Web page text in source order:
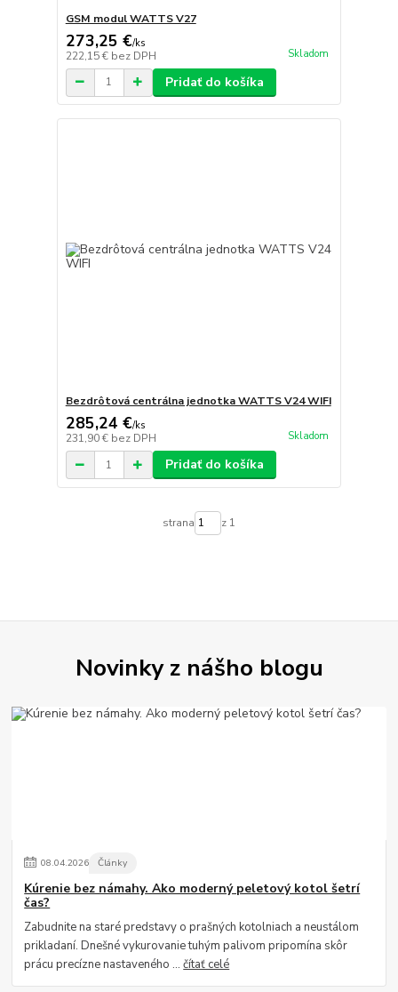
GSM modul WATTS V27
273,25 €/ks
222,15 € bez DPH Skladom
Pridať do košíka
Bezdrôtová centrálna jednotka WATTS V24 WIFI
285,24 €/ks
231,90 € bez DPH Skladom
Pridať do košíka
strana z 1
Novinky z nášho blogu
08.04.2026 Články
Kúrenie bez námahy. Ako moderný peletový kotol šetrí
čas?
Zabudnite na staré predstavy o prašných kotolniach a neustálom
prikladaní. Dnešné vykurovanie tuhým palivom pripomína skôr
prácu precízne nastaveného ...čítať celé